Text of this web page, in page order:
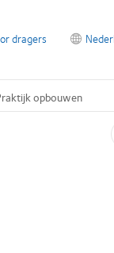
dragers
opbouwen